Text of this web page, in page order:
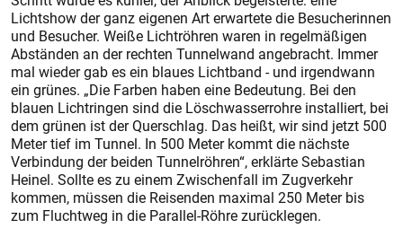
Lichtshow der ganz eigenen Art erwartete die Besucherinnen
und Besucher. Weiße Lichtröhren waren in regelmäßigen
Abständen an der rechten Tunnelwand angebracht. Immer
mal wieder gab es ein blaues Lichtband - und irgendwann
ein grünes. „Die Farben haben eine Bedeutung. Bei den
blauen Licht­ringen sind die Löschwasserrohre installiert, bei
dem grünen ist der Querschlag. Das heißt, wir sind jetzt 500
Meter tief im Tunnel. In 500 Meter kommt die nächste
Verbindung der beiden Tunnelröhren“, erklärte Sebastian
Heinel. Sollte es zu einem Zwischenfall im Zugverkehr
kommen, müssen die Reisenden maximal 250 Meter bis
zum Fluchtweg in die Parallel-Röhre zurücklegen.